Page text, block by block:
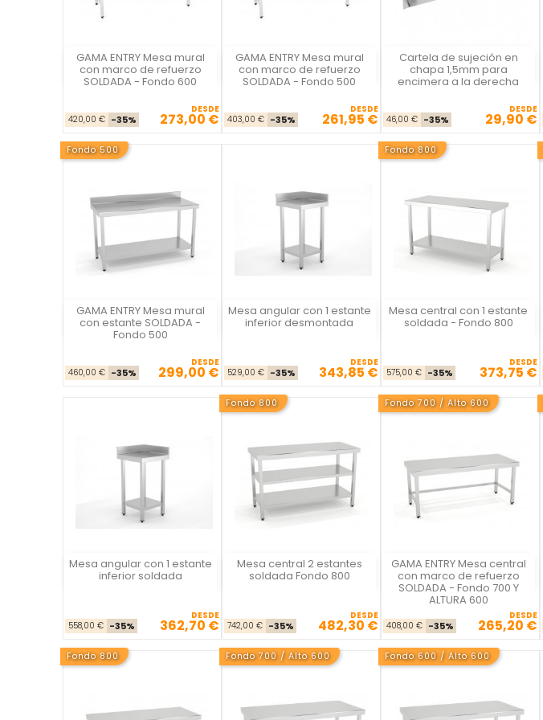
GAMA ENTRY Mesa mural
con marco de refuerzo
SOLDADA - Fondo 600
Precio base
420,00 € -35% Precio
DESDE
273,00 €
La Casa del Chef GAMA ENTRY Mesa mural
con marco de refuerzo
SOLDADA - Fondo 500
Precio base
403,00 € -35% Precio
DESDE
261,95 €
La Casa del Chef Cartela de sujeción en
chapa 1,5mm para
encimera a la derecha
Precio base
46,00 € -35% Precio
DESDE
29,90 €
La Casa del Chef
Fondo 500
GAMA ENTRY Mesa mural
con estante SOLDADA -
Fondo 500
Precio base
460,00 € -35% Precio
DESDE
299,00 €
La Casa del Chef Mesa angular con 1 estante
inferior desmontada
Precio base
529,00 € -35% Precio
DESDE
343,85 €
La Casa del Chef
Fondo 800
Mesa central con 1 estante
soldada - Fondo 800
Precio base
575,00 € -35% Precio
DESDE
373,75 €
La Casa del Chef
Mesa angular con 1 estante
inferior soldada
Precio base
558,00 € -35% Precio
DESDE
362,70 €
La Casa del Chef
Fondo 800
Mesa central 2 estantes
soldada Fondo 800
Precio base
742,00 € -35% Precio
DESDE
482,30 €
La Casa del Chef
Fondo 700 / Alto 600
GAMA ENTRY Mesa central
con marco de refuerzo
SOLDADA - Fondo 700 Y
ALTURA 600
Precio base
408,00 € -35% Precio
DESDE
265,20 €
La Casa del Chef
Fondo 800 Fondo 700 / Alto 600 Fondo 600 / Alto 600